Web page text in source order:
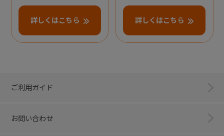
詳しくはこちら 詳しくはこちら
ご利用ガイド
お問い合わせ